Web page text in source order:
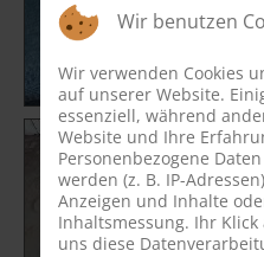
Wir benutzen
Wir verwenden Cookies
auf unserer Website.
essenziell, während
Website und Ihre
Personenbezogene
werden (z. B. IP-
Anzeigen und Inhalte
Inhaltsmessung. Ihr
uns diese